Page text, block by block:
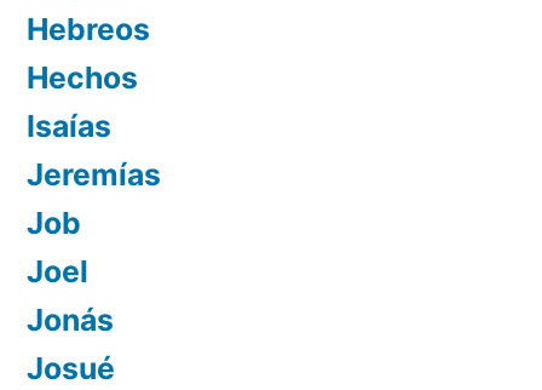
Hebreos
Hechos
Isaías
Jeremías
Job
Joel
Jonás
Josué